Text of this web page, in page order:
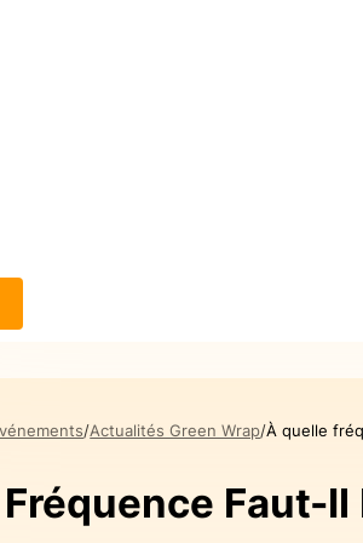
Actualités Green Wrap À quelle
Faut-Il